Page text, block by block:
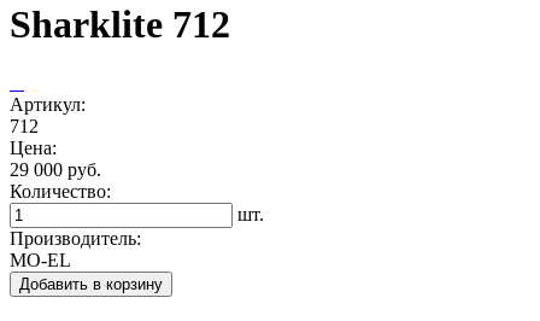
Sharklite 712
Артикул:
712
Цена:
29 000 руб.
Количество:
шт.
Производитель:
MO-EL
Добавить в корзину